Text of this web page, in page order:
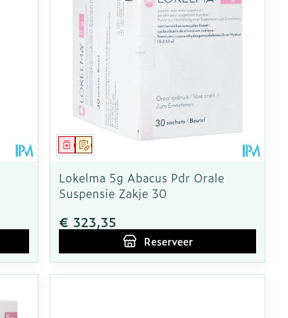
Toon meer
Parfums en
geurproducten
CBD
geneesmiddelen
Op voorschrift
Geneesmiddel
Lokelma 5g Abacus Pdr Orale
Suspensie Zakje 30
€ 323,35
Reserveer